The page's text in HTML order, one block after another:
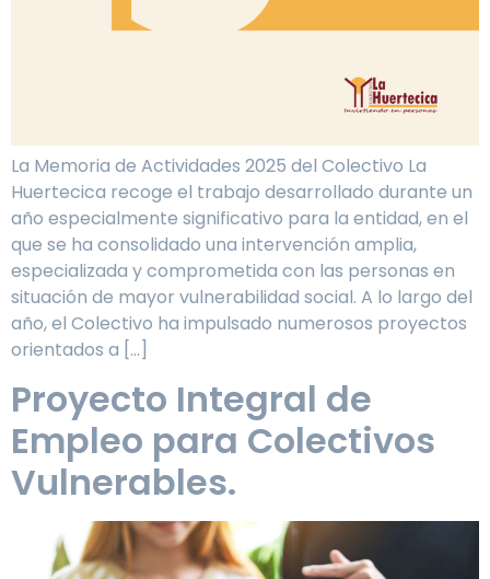
La Memoria de Actividades 2025 del Colectivo La
Huertecica recoge el trabajo desarrollado durante un
año especialmente significativo para la entidad, en el
que se ha consolidado una intervención amplia,
especializada y comprometida con las personas en
situación de mayor vulnerabilidad social. A lo largo del
año, el Colectivo ha impulsado numerosos proyectos
orientados a […]
Proyecto Integral de
Empleo para Colectivos
Vulnerables.